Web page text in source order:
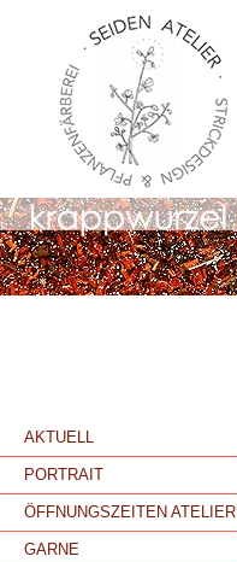
AKTUELL
PORTRAIT
ÖFFNUNGSZEITEN ATELIER
GARNE